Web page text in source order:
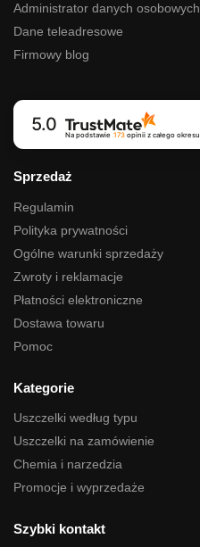
Administrator danych osobowych
Dane teleadresowe
Firmowy blog
5.0
Na podstawie 173opinii z całego okresu
Sprzedaż
Regulamin
Polityka prywatności
Ogólne warunki sprzedaży
Zwroty i reklamacje
Płatności elektroniczne
Dostawa towaru
Pomoc
Kategorie
Uszczelki według typu
Uszczelki na zamówienie
Chemia i narzedzia
Promocje i wyprzedaże
Szybki kontakt